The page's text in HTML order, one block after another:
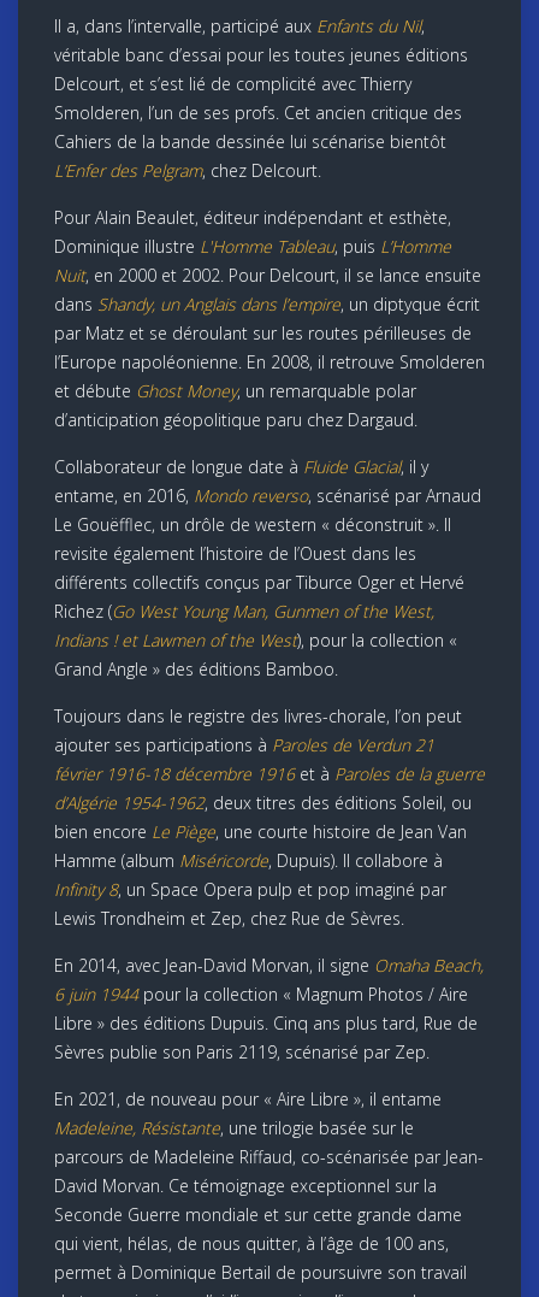
Il a, dans l’intervalle, participé aux Enfants du Nil,
véritable banc d’essai pour les toutes jeunes éditions
Delcourt, et s’est lié de complicité avec Thierry
Smolderen, l’un de ses profs. Cet ancien critique des
Cahiers de la bande dessinée lui scénarise bientôt
L’Enfer des Pelgram, chez Delcourt.
Pour Alain Beaulet, éditeur indépendant et esthète,
Dominique illustre L'Homme Tableau, puis L’Homme
Nuit, en 2000 et 2002. Pour Delcourt, il se lance ensuite
dans Shandy, un Anglais dans l’empire, un diptyque écrit
par Matz et se déroulant sur les routes périlleuses de
l’Europe napoléonienne. En 2008, il retrouve Smolderen
et débute Ghost Money, un remarquable polar
d’anticipation géopolitique paru chez Dargaud.
Collaborateur de longue date à Fluide Glacial, il y
entame, en 2016, Mondo reverso, scénarisé par Arnaud
Le Gouëfflec, un drôle de western « déconstruit ». Il
revisite également l’histoire de l’Ouest dans les
différents collectifs conçus par Tiburce Oger et Hervé
Richez (Go West Young Man, Gunmen of the West,
Indians ! et Lawmen of the West), pour la collection «
Grand Angle » des éditions Bamboo.
Toujours dans le registre des livres-chorale, l’on peut
ajouter ses participations à Paroles de Verdun 21
février 1916-18 décembre 1916et à Paroles de la guerre
d’Algérie 1954-1962, deux titres des éditions Soleil, ou
bien encore Le Piège, une courte histoire de Jean Van
Hamme (album Miséricorde, Dupuis). Il collabore à
Infinity 8, un Space Opera pulp et pop imaginé par
Lewis Trondheim et Zep, chez Rue de Sèvres.
En 2014, avec Jean-David Morvan, il signe Omaha Beach,
6 juin 1944pour la collection « Magnum Photos / Aire
Libre » des éditions Dupuis. Cinq ans plus tard, Rue de
Sèvres publie son Paris 2119, scénarisé par Zep.
En 2021, de nouveau pour « Aire Libre », il entame
Madeleine, Résistante, une trilogie basée sur le
parcours de Madeleine Riffaud, co-scénarisée par Jean-
David Morvan. Ce témoignage exceptionnel sur la
Seconde Guerre mondiale et sur cette grande dame
qui vient, hélas, de nous quitter, à l’âge de 100 ans,
permet à Dominique Bertail de poursuivre son travail